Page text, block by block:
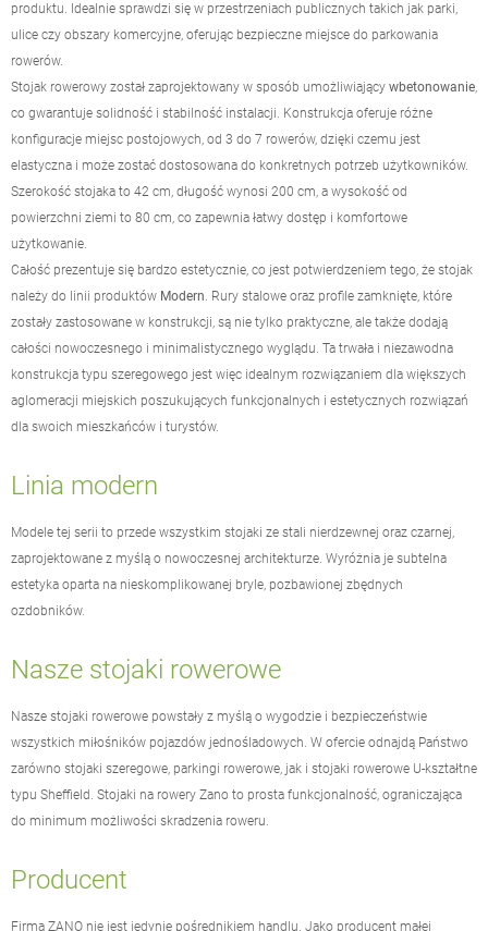
produktu. Idealnie sprawdzi się w przestrzeniach publicznych takich jak parki,
ulice czy obszary komercyjne, oferując bezpieczne miejsce do parkowania
rowerów.
Stojak rowerowy został zaprojektowany w sposób umożliwiający wbetonowanie,
co gwarantuje solidność i stabilność instalacji. Konstrukcja oferuje różne
konfiguracje miejsc postojowych, od 3 do 7 rowerów, dzięki czemu jest
elastyczna i może zostać dostosowana do konkretnych potrzeb użytkowników.
Szerokość stojaka to 42 cm, długość wynosi 200 cm, a wysokość od
powierzchni ziemi to 80 cm, co zapewnia łatwy dostęp i komfortowe
użytkowanie.
Całość prezentuje się bardzo estetycznie, co jest potwierdzeniem tego, że stojak
należy do linii produktów Modern. Rury stalowe oraz profile zamknięte, które
zostały zastosowane w konstrukcji, są nie tylko praktyczne, ale także dodają
całości nowoczesnego i minimalistycznego wyglądu. Ta trwała i niezawodna
konstrukcja typu szeregowego jest więc idealnym rozwiązaniem dla większych
aglomeracji miejskich poszukujących funkcjonalnych i estetycznych rozwiązań
dla swoich mieszkańców i turystów.
Linia modern
Modele tej serii to przede wszystkim stojaki ze stali nierdzewnej oraz czarnej,
zaprojektowane z myślą o nowoczesnej architekturze. Wyróżnia je subtelna
estetyka oparta na nieskomplikowanej bryle, pozbawionej zbędnych
ozdobników.
Nasze stojaki rowerowe
Nasze stojaki rowerowe powstały z myślą o wygodzie i bezpieczeństwie
wszystkich miłośników pojazdów jednośladowych. W ofercie odnajdą Państwo
zarówno stojaki szeregowe, parkingi rowerowe, jak i stojaki rowerowe U-kształtne
typu Sheffield. Stojaki na rowery Zano to prosta funkcjonalność, ograniczająca
do minimum możliwości skradzenia roweru.
Producent
Firma ZANO nie jest jedynie pośrednikiem handlu. Jako producent małej